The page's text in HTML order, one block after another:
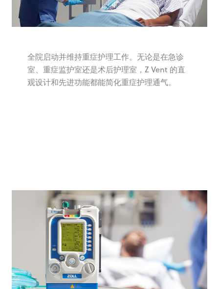
全院启动并维持重症护理工作。无论是在急诊
室、重症监护室还是术后护理室，Z Vent 的直
观设计和先进功能都能简化重症护理通气。